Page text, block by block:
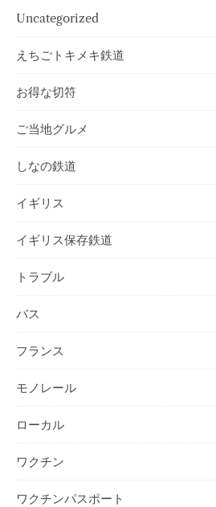
Uncategorized
えちごトキメキ鉄道
お得な切符
ご当地グルメ
しなの鉄道
イギリス
イギリス保存鉄道
トラブル
バス
フランス
モノレール
ローカル
ワクチン
ワクチンパスポート